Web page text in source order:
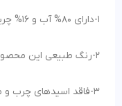
1-دارای 80% آب و 16% چربی
2-رنگ طبیعی این محصول سفید رنگ است.
3-فاقد اسیدهای چرب و مضر برای بدن انسان